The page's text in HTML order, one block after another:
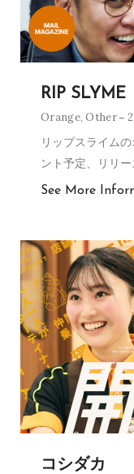
RIP SLYME
Orange,Other
リップスライム
ント予定、リリ
See More
コシダカ